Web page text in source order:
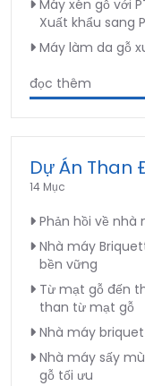
Máy xén gỗ với
Xuất khẩu sang
Máy làm da gỗ
đọc thêm
Dự Án Than
14 Mục
Phản hồi về
Nhà máy
bền vững
Từ mạt gỗ đến
than từ mạt gỗ
Nhà máy
Nhà máy sấy
gỗ tối ưu